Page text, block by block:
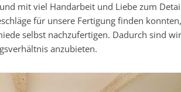
mit viel Handarbeit und Liebe zum
für unsere Fertigung finden
selbst nachzufertigen. Dadurch sind
anzubieten.